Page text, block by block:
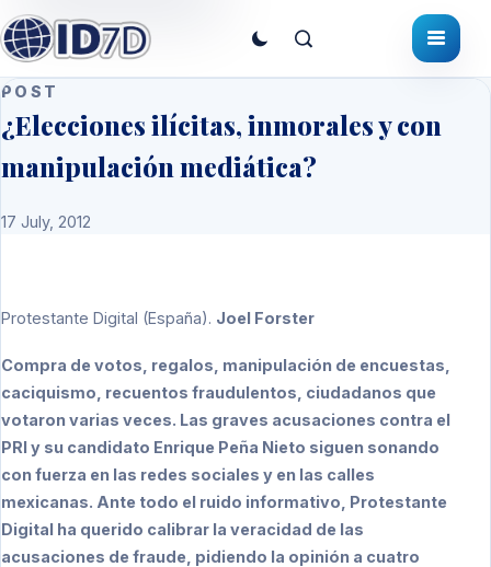
POST
¿Elecciones ilícitas, inmorales y con
manipulación mediática?
17 July, 2012
Protestante Digital (España). Joel Forster
Compra de votos, regalos, manipulación de encuestas,
caciquismo, recuentos fraudulentos, ciudadanos que
votaron varias veces. Las graves acusaciones contra el
PRI y su candidato Enrique Peña Nieto siguen sonando
con fuerza en las redes sociales y en las calles
mexicanas. Ante todo el ruido informativo, Protestante
Digital ha querido calibrar la veracidad de las
acusaciones de fraude, pidiendo la opinión a cuatro